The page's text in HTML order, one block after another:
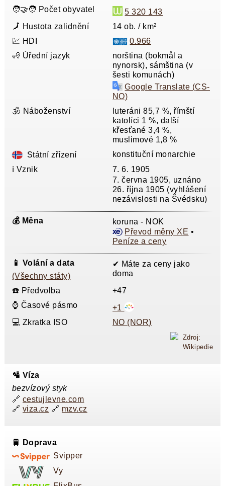
🧑‍🤝‍🧑 Počet obyvatel
5 320 143
🗾 Hustota zalidnění
14 ob. / km²
💹 HDI
0.966
🧏 Úřední jazyk
norština (bokmål a
nynorsk), sámština (v
šesti komunách)
Google Translate (CS-
NO)
🕉️ Náboženství
luteráni 85,7 %, římští
katolíci 1 %, další
křesťané 3,4 %,
muslimové 1,8 %
Státní zřízení
konstituční monarchie
ℹ️ Vznik
7. 6. 1905
7. června 1905, uznáno
26. října 1905 (vyhlášení
nezávislosti na Švédsku)
💰 Měna
koruna - NOK
Převod měny XE •
Peníze a ceny
📱 Volání a data
(Všechny státy)
✔ Máte za ceny jako
doma
☎️ Předvolba
+47
⌚ Časové pásmo
+1
💻 Zkratka ISO
NO (NOR)
Zdroj:
Wikipedie
🛂 Víza
bezvízový styk
🔗 cestujlevne.com
🔗 viza.cz 🔗 mzv.cz
🚆 Doprava
Svipper
Vy